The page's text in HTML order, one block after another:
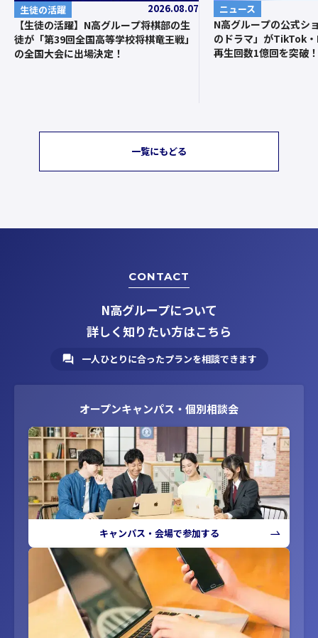
生徒の活躍 2026.08.07
【生徒の活躍】N高グループ将棋部の生
徒が「第39回全国高等学校将棋竜王戦」
の全国大会に出場決定！
ニュース
N高グループの公式シ
のドラマ」がTikTok
再生回数1億回を突破！
一覧にもどる
CONTACT
N高グループについて
詳しく知りたい方はこちら
一人ひとりに合ったプランを相談できます
オープンキャンパス・個別相談会
キャンパス・会場で参加する